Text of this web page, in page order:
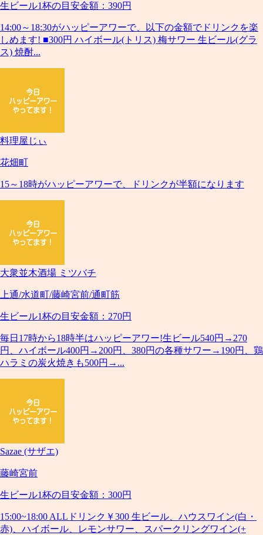
生ビール1杯の目安金額：390円
14:00～18:30がハッピーアワーで、以下の金額でドリンクを楽
しめます! ■300円 ハイボール(トリス) 梅サワー 生ビール(グラ
ス) 焼酎...
料理屋じぃ
花畑町
15～18時がハッピーアワーで、ドリンクが半額になります
大衆並木酒場 ミツバチ
上通/水道町/藤崎宮前/通町筋
生ビール1杯の目安金額：270円
毎日17時から18時半はハッピーアワー!生ビール540円→270
円、ハイボール400円→200円、380円の各種サワー→190円、鶏
ハラミの炭火焼きも500円→...
Sazae (サザエ)
藤崎宮前
生ビール1杯の目安金額：300円
15:00~18:00 ALLドリンク￥300 生ビール、ハウスワイン(白・
赤)、ハイボール、レモンサワー、スパークリングワイン(+